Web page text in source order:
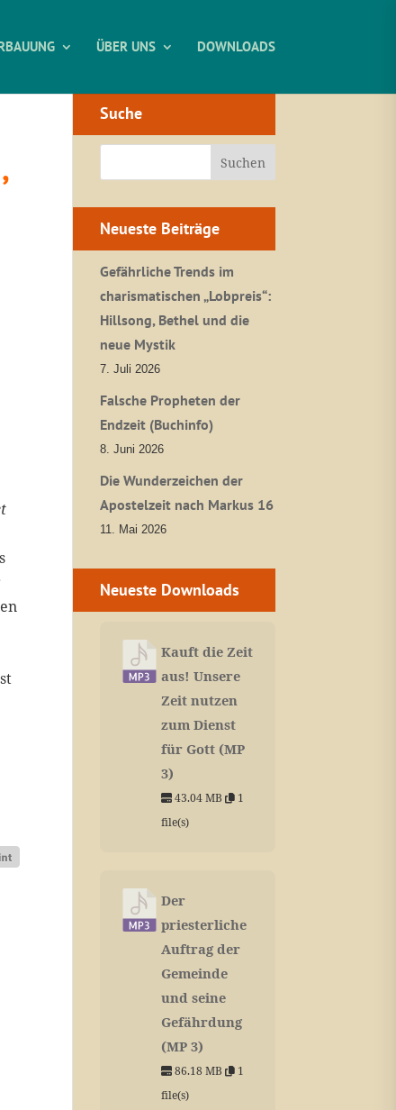
ÜBER UNS DOWNLOADS
Suche
Neueste Beiträge
Gefährliche Trends im
charismatischen „Lobpreis“:
Hillsong, Bethel und die
neue Mystik
7. Juli 2026
Falsche Propheten der
Endzeit (Buchinfo)
8. Juni 2026
Die Wunderzeichen der
Apostelzeit nach Markus 16
11. Mai 2026
Neueste Downloads
Kauft die Zeit
aus! Unsere
Zeit nutzen
zum Dienst
für Gott (MP
3)
43.04 MB
1
file(s)
Der
priesterliche
Auftrag der
Gemeinde
und seine
Gefährdung
(MP 3)
86.18 MB
1
file(s)